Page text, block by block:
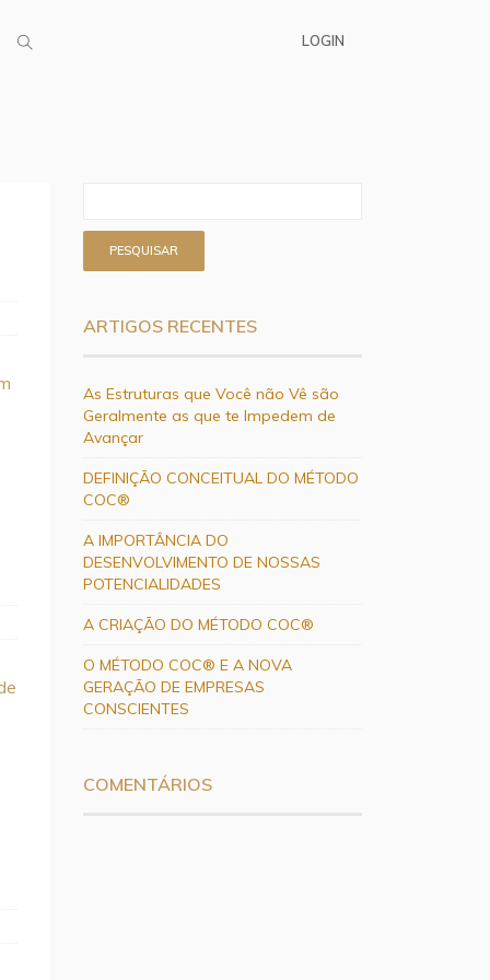
LOGIN
ARTIGOS RECENTES
As Estruturas que Você não Vê são
Geralmente as que te Impedem de
Avançar
DEFINIÇÃO CONCEITUAL DO MÉTODO
COC®
A IMPORTÂNCIA DO
DESENVOLVIMENTO DE NOSSAS
POTENCIALIDADES
A CRIAÇÃO DO MÉTODO COC®
O MÉTODO COC® E A NOVA
GERAÇÃO DE EMPRESAS
CONSCIENTES
COMENTÁRIOS